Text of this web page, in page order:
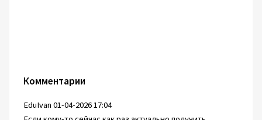
Комментарии
EduIvan 01-04-2026 17:04